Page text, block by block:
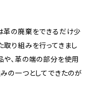
の廃棄をできるだけ少
り組みを行ってきまし
や、革の端の部分を使用
の一つとしてできたのが